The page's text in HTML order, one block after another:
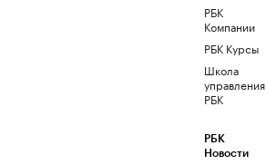
РБК
Компании
РБК Курсы
Школа
управления
РБК
РБК
Новости